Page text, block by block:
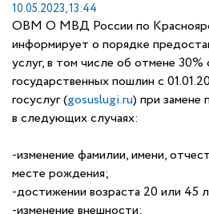
10.05.2023, 13:44
ОВМ О МВД России по
информирует о порядке
услуг, в том числе об отмене 30%
государственных пошлин с
госуслуг (gosuslugi.ru) при замене
в следующих случаях:
-изменение фамилии, имени,
месте рождения;
-достижении возраста 20 или 45